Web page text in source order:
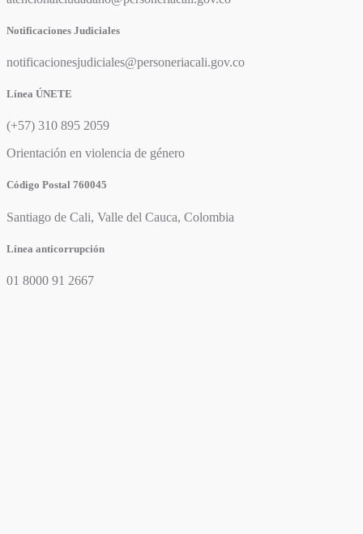
Notificaciones Judiciales
notificacionesjudiciales@personeriacali.gov.co
Línea ÚNETE
(+57) 310 895 2059
Orientación en violencia de género
Código Postal 760045
Santiago de Cali, Valle del Cauca, Colombia
Línea anticorrupción
01 8000 91 2667